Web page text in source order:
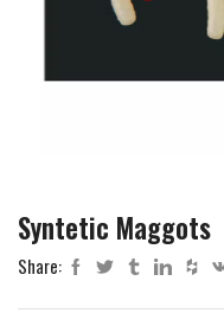
Syntetic Maggots
Share: